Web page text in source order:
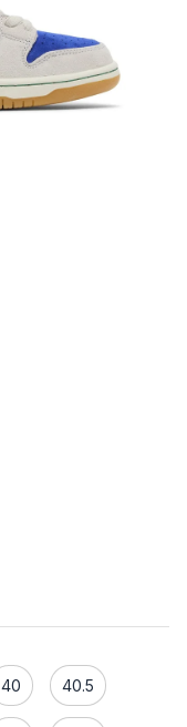
40 40.5